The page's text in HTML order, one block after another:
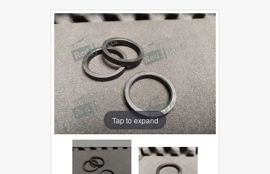
Tap to expand